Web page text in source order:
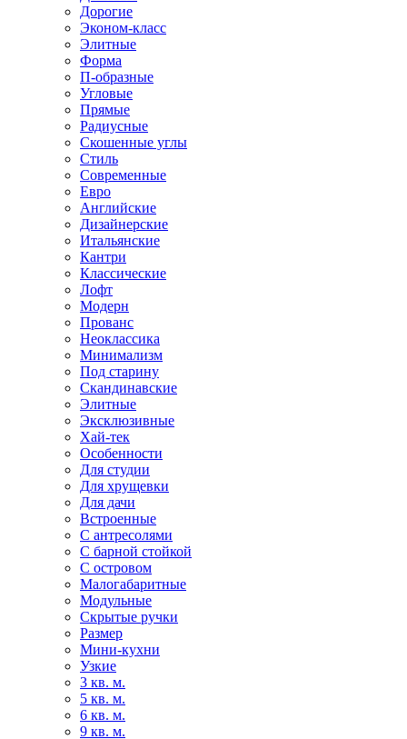
Дорогие
Эконом-класс
Элитные
Форма
П-образные
Угловые
Прямые
Радиусные
Скошенные углы
Стиль
Современные
Евро
Английские
Дизайнерские
Итальянские
Кантри
Классические
Лофт
Модерн
Прованс
Неоклассика
Минимализм
Под старину
Скандинавские
Элитные
Эксклюзивные
Хай-тек
Особенности
Для студии
Для хрущевки
Для дачи
Встроенные
С антресолями
С барной стойкой
С островом
Малогабаритные
Модульные
Скрытые ручки
Размер
Мини-кухни
Узкие
3 кв. м.
5 кв. м.
6 кв. м.
9 кв. м.